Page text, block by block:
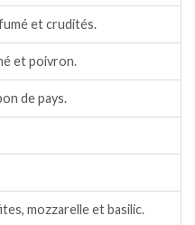
et crudités.
et poivron.
de pays.
mozzarelle et basilic.